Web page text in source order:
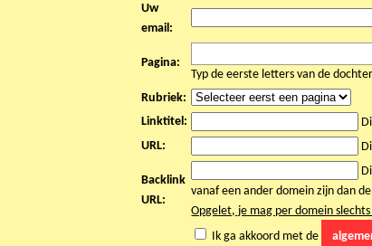
Uw
email:
Pagina:
Typ de eerste letters van de
Rubriek:
Linktitel:
URL:
Backlink
URL:
vanaf een ander domein zijn dan
Opgelet, je mag per domein
Ik ga akkoord met de